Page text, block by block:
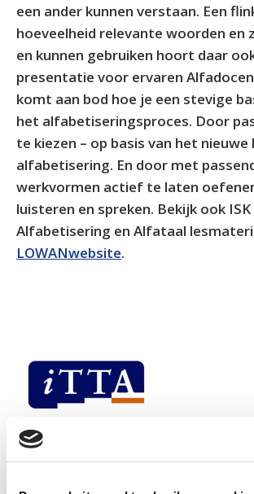
een ander kunnen verstaan. Een
hoeveelheid relevante woorden en
en kunnen gebruiken hoort daar
presentatie voor ervaren
komt aan bod hoe je een stevige
het alfabetiseringsproces. Door
te kiezen – op basis van het
alfabetisering. En door met
werkvormen actief te laten
luisteren en spreken. Bekijk ook
Alfabetisering en Alfataal
LOWANwebsite.